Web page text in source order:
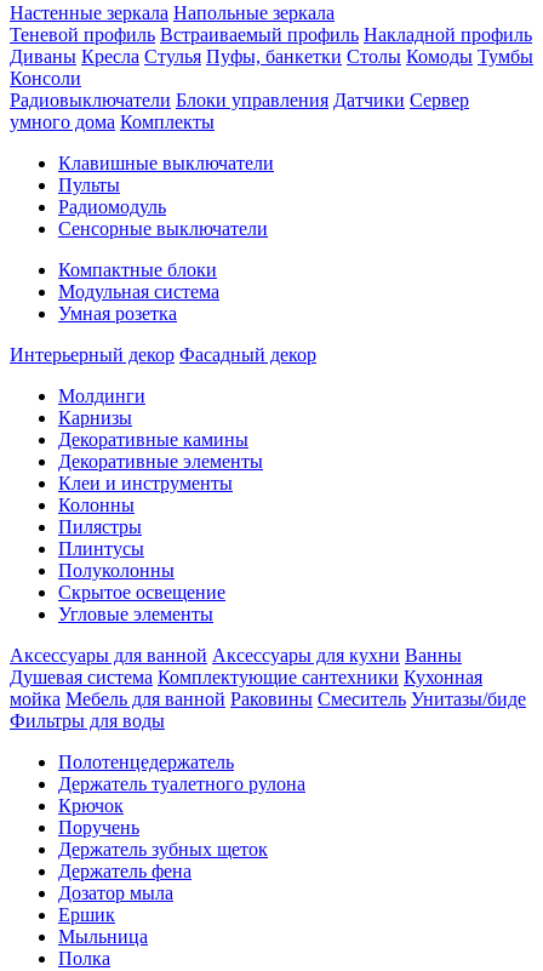
Настенные зеркала Напольные зеркала
Теневой профиль Встраиваемый профиль Накладной профиль
Диваны Кресла Стулья Пуфы, банкетки Столы Комоды Тумбы
Консоли
Радиовыключатели Блоки управления Датчики Сервер
умного дома Комплекты
Клавишные выключатели
Пульты
Радиомодуль
Сенсорные выключатели
Компактные блоки
Модульная система
Умная розетка
Интерьерный декор Фасадный декор
Молдинги
Карнизы
Декоративные камины
Декоративные элементы
Клеи и инструменты
Колонны
Пилястры
Плинтусы
Полуколонны
Скрытое освещение
Угловые элементы
Аксессуары для ванной Аксессуары для кухни Ванны
Душевая система Комплектующие сантехники Кухонная
мойка Мебель для ванной Раковины Смеситель Унитазы/биде
Фильтры для воды
Полотенцедержатель
Держатель туалетного рулона
Крючок
Поручень
Держатель зубных щеток
Держатель фена
Дозатор мыла
Eршик
Мыльница
Полка